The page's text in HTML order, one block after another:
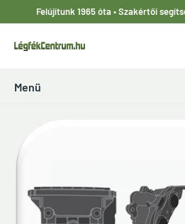
tartalomhoz
Felújítunk 1965 óta • Szakértői
LegfekCentrum.hu
Menü